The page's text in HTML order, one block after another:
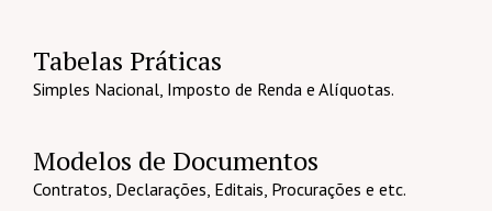
Tabelas Práticas
Simples Nacional, Imposto de Renda e Alíquotas.
Modelos de Documentos
Contratos, Declarações, Editais, Procurações e etc.